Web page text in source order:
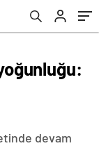
devam